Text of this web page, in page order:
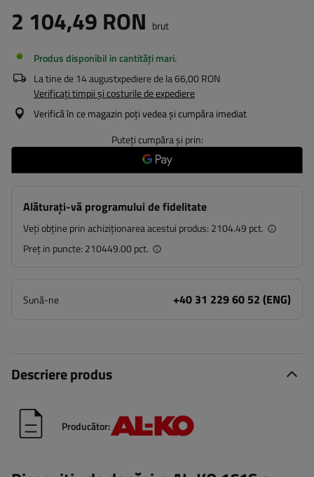
2 104,49 RON brut
Produs disponibil in cantități mari
La tine de14 augustxpediere de la66,00 RON
Verificați timpii și costurile de expediere
Verifică în ce magazin poți vedea și cumpăra imediat
Puteți cumpăra și prin:
Alăturați-vă programului de fidelitate
Veți obține prin achiziționarea acestui produs: 2104.49 pct.
Preț in puncte: 210449.00 pct.
Sună-ne +40 31 229 60 52 (ENG)
Descriere produs
Producător: